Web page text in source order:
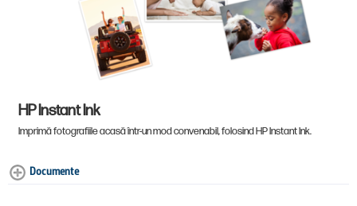
HP Instant Ink
Imprimă fotografiile acasă într-un mod convenabil, folosind HP Instant Ink.
Documente